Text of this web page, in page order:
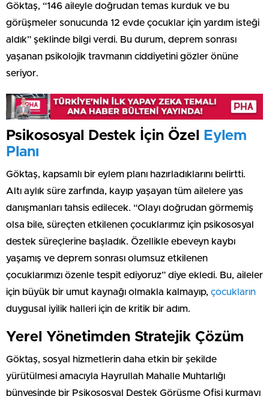
Göktaş, “146 aileyle doğrudan temas kurduk ve bu
görüşmeler sonucunda 12 evde çocuklar için yardım isteği
aldık” şeklinde bilgi verdi. Bu durum, deprem sonrası
yaşanan psikolojik travmanın ciddiyetini gözler önüne
seriyor.
Psikososyal Destek İçin Özel
Eylem
Planı
Göktaş, kapsamlı bir eylem planı hazırladıklarını belirtti.
Altı aylık süre zarfında, kayıp yaşayan tüm ailelere yas
danışmanları tahsis edilecek. “Olayı doğrudan görmemiş
olsa bile, süreçten etkilenen çocuklarımız için psikososyal
destek süreçlerine başladık. Özellikle ebeveyn kaybı
yaşamış ve deprem sonrası olumsuz etkilenen
çocuklarımızı özenle tespit ediyoruz” diye ekledi. Bu, aileler
için büyük bir umut kaynağı olmakla kalmayıp, çocukların
duygusal iyilik halleri için de kritik bir adım.
Yerel Yönetimden Stratejik Çözüm
Göktaş, sosyal hizmetlerin daha etkin bir şekilde
yürütülmesi amacıyla Hayrullah Mahalle Muhtarlığı
bünyesinde bir Psikososyal Destek Görüşme Ofisi kurmayı